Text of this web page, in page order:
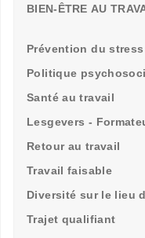
BIEN-ÊTRE AU
Prévention du
Politique
Santé au travail
Lesgevers -
Retour au travail
Travail faisable
Diversité sur le lieu
Trajet qualifiant